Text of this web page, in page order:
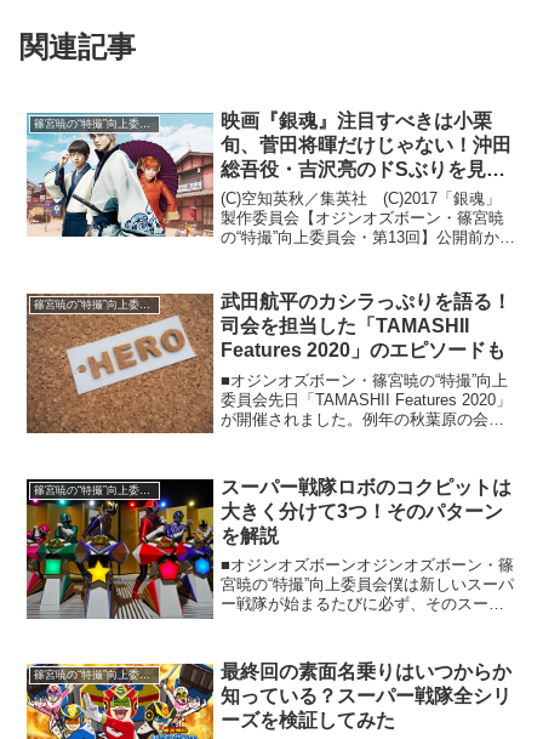
関連記事
篠宮暁の“特撮”向上委員会
映画『銀魂』注目すべきは小栗
旬、菅田将暉だけじゃない！沖田
総吾役・吉沢亮のドSぶりを見
よ！
(C)空知英秋／集英社 (C)2017「銀魂」
製作委員会【オジンオズボーン・篠宮暁
の“特撮”向上委員会・第13回】公開前から
が、賞賛の声がいろんなところから聞こ
えてきて...
篠宮暁の“特撮”向上委員会
武田航平のカシラっぷりを語る！
司会を担当した「TAMASHII
Features 2020」のエピソードも
■オジンオズボーン・篠宮暁の“特撮”向上
委員会先日「TAMASHII Features 2020」
が開催されました。例年の秋葉原の会場
し。しかしその逆境を逆手にとり今回...
スーパー戦隊ロボのコクピットは
大きく分けて3つ！そのパターン
を解説
■オジンオズボーンオジンオズボーン・篠
宮暁の“特撮”向上委員会僕は新しいスーパ
ー戦隊が始まるたびに必ず、そのスーパ
合体だったりが好きで好きで仕方があり
ません。幼少期にス...
篠宮暁の“特撮”向上委員会
最終回の素面名乗りはいつからか
知っている？スーパー戦隊全シリ
ーズを検証してみた